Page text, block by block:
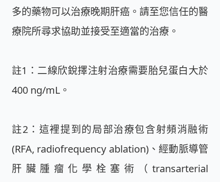
多的藥物可以治療晚期肝癌。請至您信任的醫
療院所尋求協助並接受至適當的治療。
註1：二線欣銳擇注射治療需要胎兒蛋白大於
400 ng/mL。
註2：這裡提到的局部治療包含射頻消融術
(RFA, radiofrequency ablation)、經動脈導管
肝臟腫瘤化學栓塞術（transarterial